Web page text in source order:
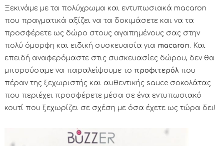
Ξεκινάμε με τα πολύχρωμα και εντυπωσιακά macaron
που πραγματικά αξίζει να τα δοκιμάσετε και να τα
προσφέρετε ως δώρο στους αγαπημένους σας στην
πολύ όμορφη και ειδική συσκευασία για macaron. Και
επειδή αναφερόμαστε στις συσκευασίες δώρου, δεν θα
μπορούσαμε να παραλείψουμε το προφιτερόλπου
πέραν της ξεχωριστής και αυθεντικής sauce σοκολάτας
που περιέχει προσφέρετε μέσα σε ένα εντυπωσιακό
κουτί που ξεχωρίζει σε σχέση με όσα έχετε ως τώρα δει!